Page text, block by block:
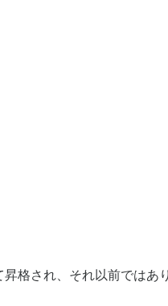
格され、それ以前ではあ